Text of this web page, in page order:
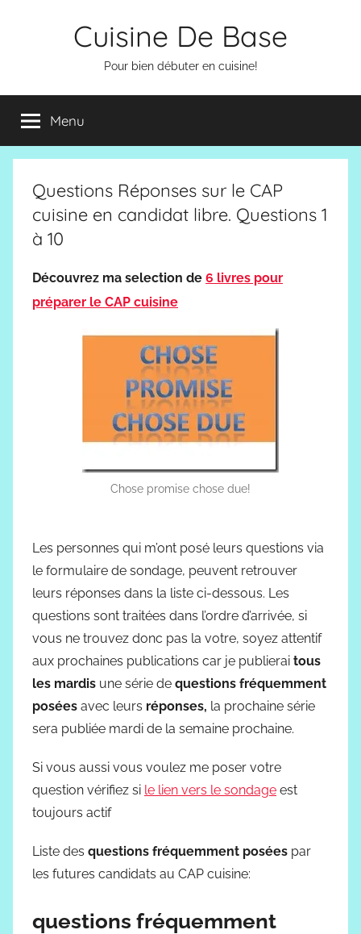
Cuisine De Base
Pour bien débuter en cuisine!
Menu
Questions Réponses sur le CAP
cuisine en candidat libre. Questions 1
à 10
Découvrez ma selection de 6 livres pour
préparer le CAP cuisine
Chose promise chose due!
Les personnes qui m’ont posé leurs questions via
le formulaire de sondage, peuvent retrouver
leurs réponses dans la liste ci-dessous. Les
questions sont traitées dans l’ordre d’arrivée, si
vous ne trouvez donc pas la votre, soyez attentif
aux prochaines publications car je publierai tous
les mardis une série de questions fréquemment
posées avec leurs réponses, la prochaine série
sera publiée mardi de la semaine prochaine.
Si vous aussi vous voulez me poser votre
question vérifiez si le lien vers le sondage est
toujours actif
Liste des questions fréquemment posées par
les futures candidats au CAP cuisine:
questions fréquemment